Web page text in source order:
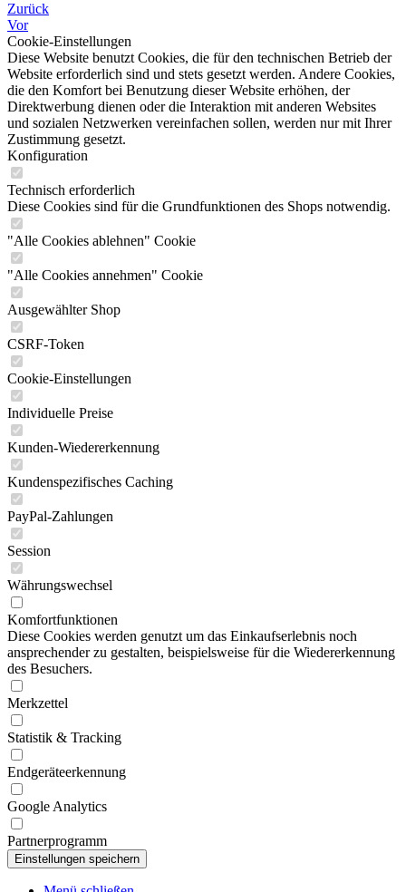
Zurück
Vor
Cookie-Einstellungen
Diese Website benutzt Cookies, die für den technischen Betrieb der
Website erforderlich sind und stets gesetzt werden. Andere Cookies,
die den Komfort bei Benutzung dieser Website erhöhen, der
Direktwerbung dienen oder die Interaktion mit anderen Websites
und sozialen Netzwerken vereinfachen sollen, werden nur mit Ihrer
Zustimmung gesetzt.
Konfiguration
Technisch erforderlich
Diese Cookies sind für die Grundfunktionen des Shops notwendig.
"Alle Cookies ablehnen" Cookie
"Alle Cookies annehmen" Cookie
Ausgewählter Shop
CSRF-Token
Cookie-Einstellungen
Individuelle Preise
Kunden-Wiedererkennung
Kundenspezifisches Caching
PayPal-Zahlungen
Session
Währungswechsel
Komfortfunktionen
Diese Cookies werden genutzt um das Einkaufserlebnis noch
ansprechender zu gestalten, beispielsweise für die Wiedererkennung
des Besuchers.
Merkzettel
Statistik & Tracking
Endgeräteerkennung
Google Analytics
Partnerprogramm